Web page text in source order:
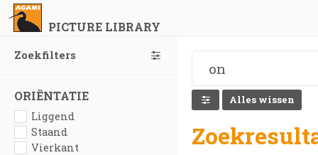
PICTURE LIBRARY
Zoekfilters
ORIËNTATIE
Liggend
Staand
Vierkant
Alles wissen